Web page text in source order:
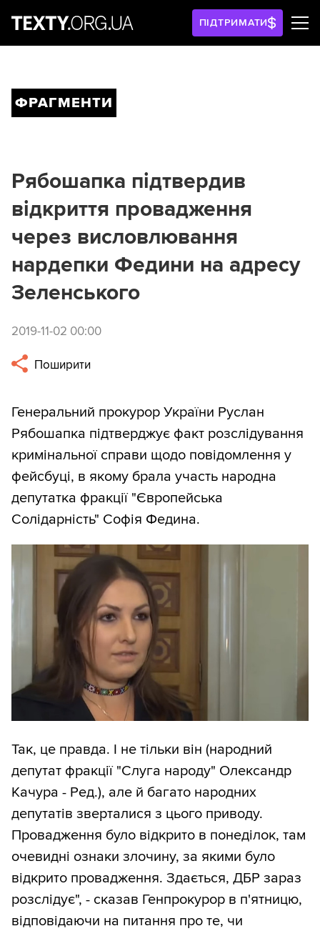
ПІДТРИМАТИ
ФРАГМЕНТИ
Рябошапка підтвердив
відкриття провадження
через висловлювання
нардепки Федини на адресу
Зеленського
2019-11-02 00:00
Поширити
Генеральний прокурор України Руслан
Рябошапка підтверджує факт розслідування
кримінальної справи щодо повідомлення у
фейсбуці, в якому брала участь народна
депутатка фракції "Європейська
Солідарність" Софія Федина.
Так, це правда. І не тільки він (народний
депутат фракції "Слуга народу" Олександр
Качура - Ред.), але й багато народних
депутатів зверталися з цього приводу.
Провадження було відкрито в понеділок, там
очевидні ознаки злочину, за якими було
відкрито провадження. Здається, ДБР зараз
розслідує", - сказав Генпрокурор в п'ятницю,
відповідаючи на питання про те, чи